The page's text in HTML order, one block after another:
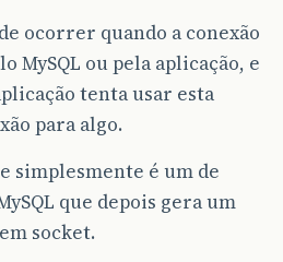
ocorrer quando a conexão
MySQL ou pela aplicação, e
tenta usar esta
para algo.
simplesmente é um de
que depois gera um
socket.